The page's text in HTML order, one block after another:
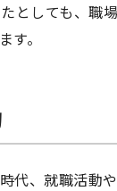
としても、職
。
代、就職活動